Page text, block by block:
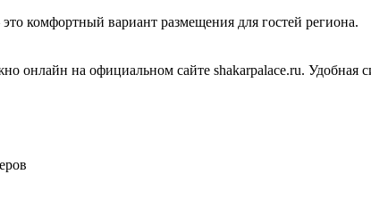
комфортный вариант размещения для гостей региона.
онлайн на официальном сайте shakarpalace.ru.